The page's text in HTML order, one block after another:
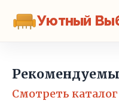
Уютный
Смотреть каталог